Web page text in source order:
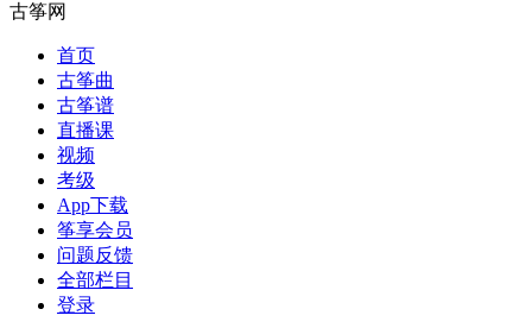
古筝网
首页
古筝曲
古筝谱
直播课
视频
考级
App下载
筝享会员
问题反馈
全部栏目
登录